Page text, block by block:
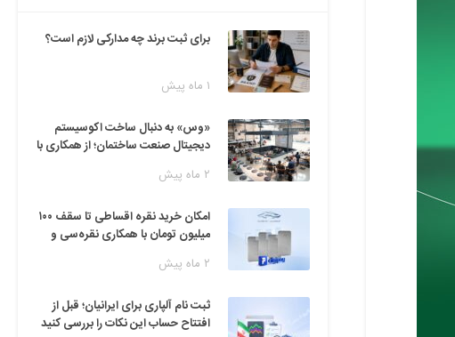
برای ثبت برند چه مدارکی لازم است؟
۱ ماه پیش
«وس» به دنبال ساخت اکوسیستم
دیجیتال صنعت ساختمان؛ از همکاری با
فناوری۲ ماه پیش
امکان خرید نقره اقساطی تا سقف ۱۰۰
میلیون تومان با همکاری نقره‌سی و
۲ ماه پیش
ثبت نام آلپاری برای ایرانیان؛ قبل از
افتتاح حساب این نکات را بررسی کنید